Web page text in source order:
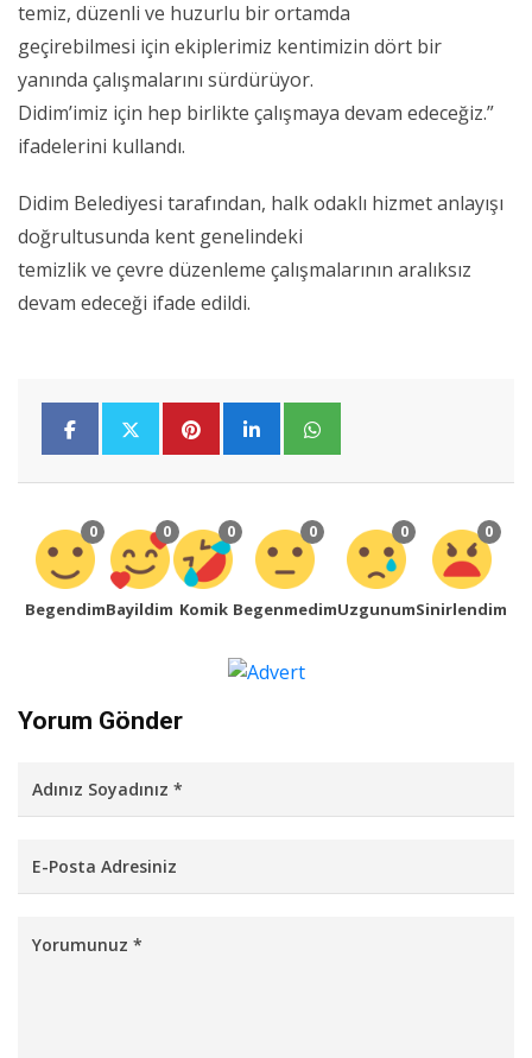
temiz, düzenli ve huzurlu bir ortamda
geçirebilmesi için ekiplerimiz kentimizin dört bir
yanında çalışmalarını sürdürüyor.
Didim’imiz için hep birlikte çalışmaya devam edeceğiz.”
ifadelerini kullandı.
Didim Belediyesi tarafından, halk odaklı hizmet anlayışı
doğrultusunda kent genelindeki
temizlik ve çevre düzenleme çalışmalarının aralıksız
devam edeceği ifade edildi.
0
Begendim
0
Bayildim
0
Komik
0
Begenmedim
0
Uzgunum
0
Sinirlendim
Yorum Gönder